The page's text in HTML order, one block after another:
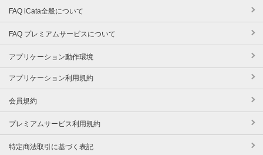
FAQ iCata全般について
FAQ プレミアムサービスについて
アプリケーション動作環境
アプリケーション利用規約
会員規約
プレミアムサービス利用規約
特定商法取引に基づく表記